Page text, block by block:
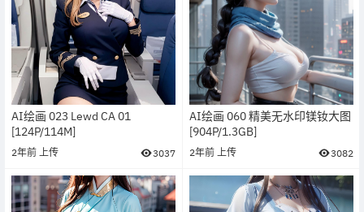
AI绘画 023 Lewd CA 01
[124P/114M]
2年前 上传 3037
AI绘画 060 精美无水印镁钕大图
[904P/1.3GB]
2年前 上传 3082